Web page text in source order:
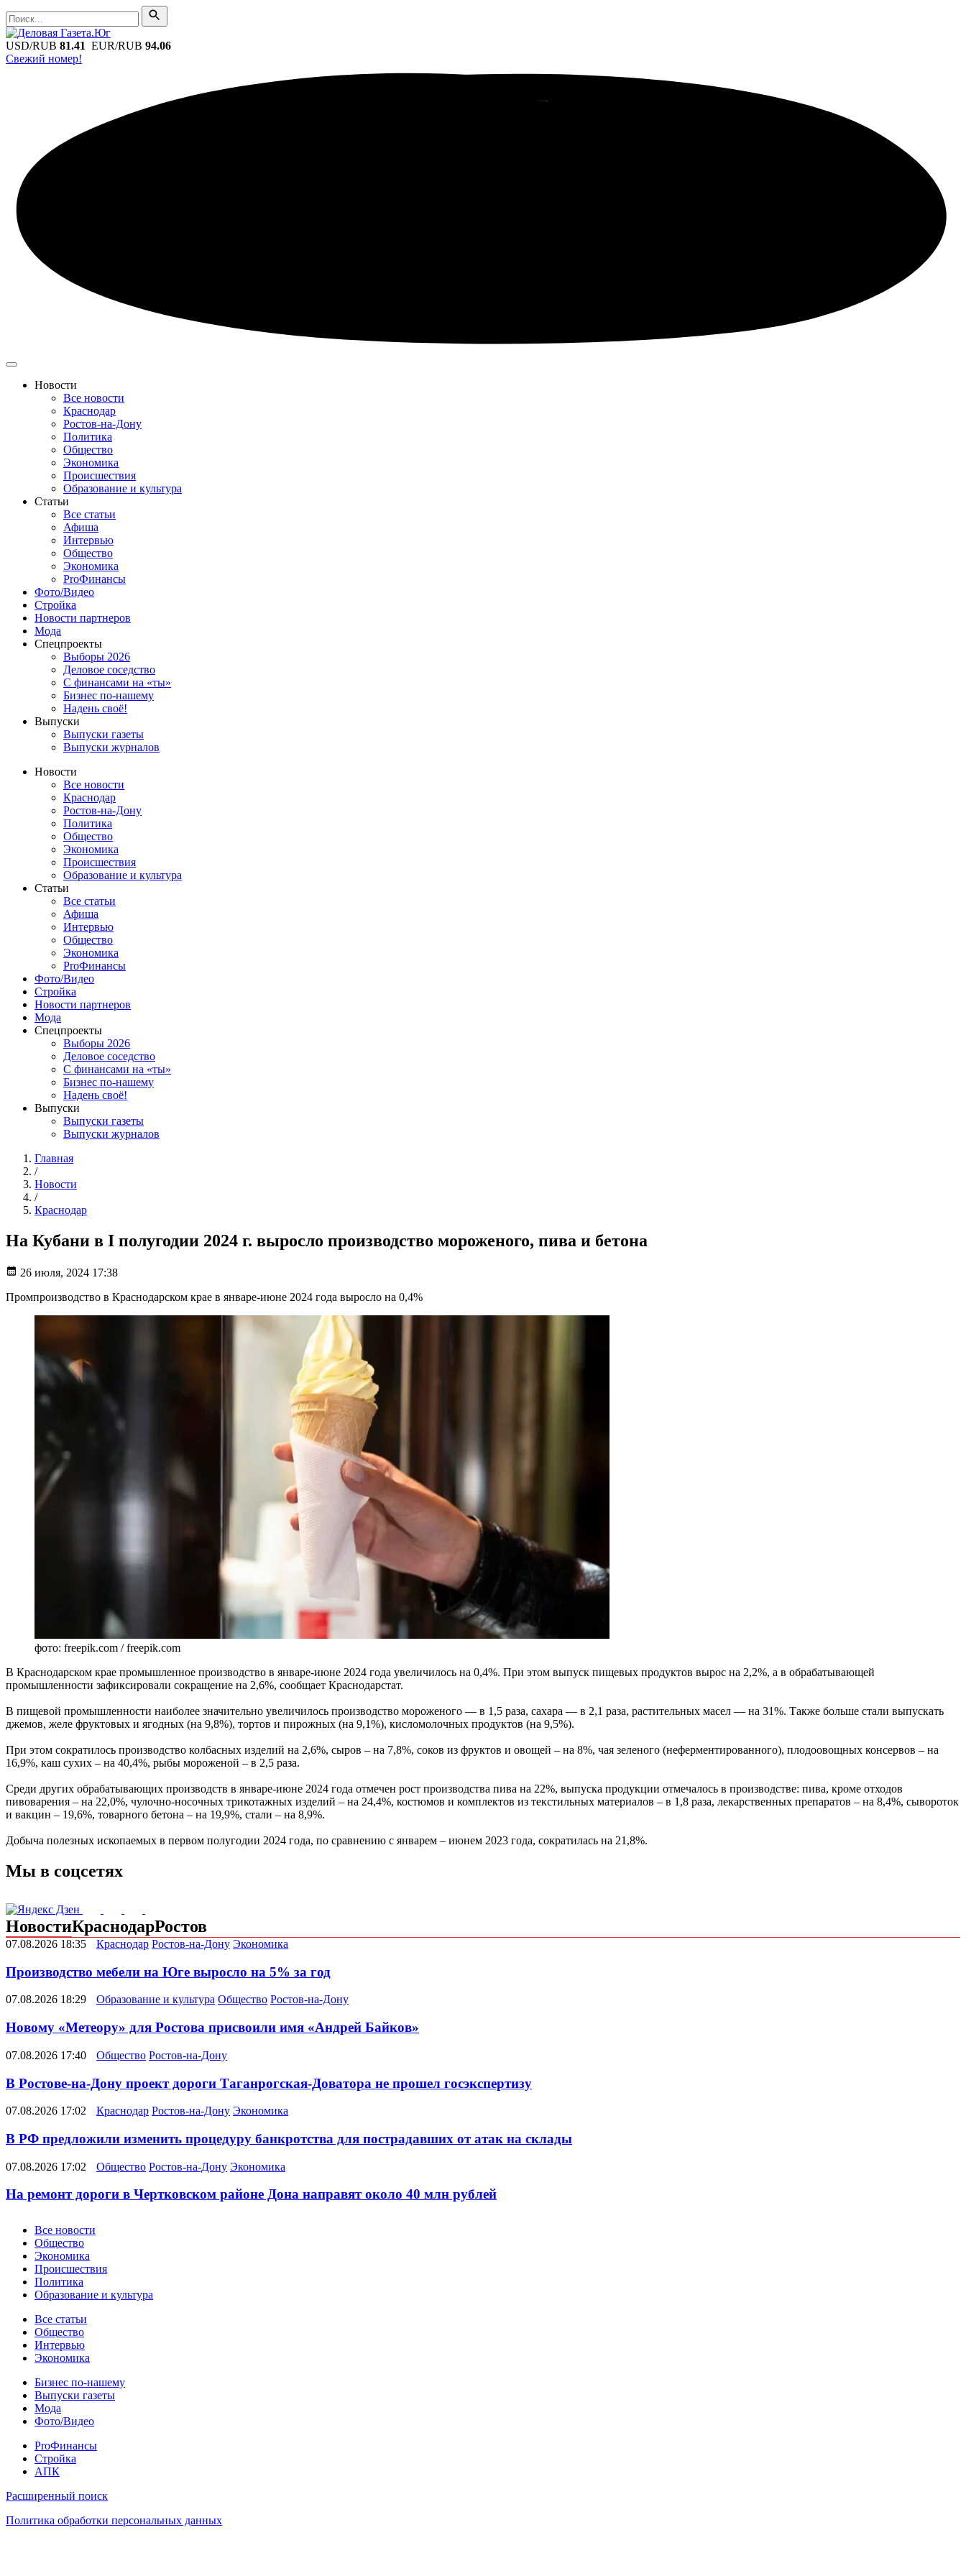
Поиск
Поиск
USD/RUB 81.41 EUR/RUB 94.06
Свежий номер!
Новости
Все новости
Краснодар
Ростов-на-Дону
Политика
Общество
Экономика
Происшествия
Образование и культура
Статьи
Все статьи
Афиша
Интервью
Общество
Экономика
ProФинансы
Фото/Видео
Стройка
Новости партнеров
Мода
Спецпроекты
Выборы 2026
Деловое соседство
С финансами на «ты»
Бизнес по-нашему
Надень своё!
Выпуски
Выпуски газеты
Выпуски журналов
Новости
Все новости
Краснодар
Ростов-на-Дону
Политика
Общество
Экономика
Происшествия
Образование и культура
Статьи
Все статьи
Афиша
Интервью
Общество
Экономика
ProФинансы
Фото/Видео
Стройка
Новости партнеров
Мода
Спецпроекты
Выборы 2026
Деловое соседство
С финансами на «ты»
Бизнес по-нашему
Надень своё!
Выпуски
Выпуски газеты
Выпуски журналов
Главная
/
Новости
/
Краснодар
На Кубани в I полугодии 2024 г. выросло производство мороженого, пива и бетона
26 июля, 2024 17:38
Промпроизводство в Краснодарском крае в январе-июне 2024 года выросло на 0,4%
фото: freepik.com / freepik.com
В Краснодарском крае промышленное производство в январе-июне 2024 года увеличилось на 0,4%. При этом выпуск пищевых продуктов вырос на 2,2%, а в обрабатывающей
промышленности зафиксировали сокращение на 2,6%, сообщает Краснодарстат.
В пищевой промышленности наиболее значительно увеличилось производство мороженого — в 1,5 раза, сахара — в 2,1 раза, растительных масел — на 31%. Также больше стали выпускать
джемов, желе фруктовых и ягодных (на 9,8%), тортов и пирожных (на 9,1%), кисломолочных продуктов (на 9,5%).
При этом сократилось производство колбасных изделий на 2,6%, сыров – на 7,8%, соков из фруктов и овощей – на 8%, чая зеленого (неферментированного), плодоовощных консервов – на
16,9%, каш сухих – на 40,4%, рыбы мороженой – в 2,5 раза.
Среди других обрабатывающих производств в январе-июне 2024 года отмечен рост производства пива на 22%, выпуска продукции отмечалось в производстве: пива, кроме отходов
пивоварения – на 22,0%, чулочно-носочных трикотажных изделий – на 24,4%, костюмов и комплектов из текстильных материалов – в 1,8 раза, лекарственных препаратов – на 8,4%, сывороток
и вакцин – 19,6%, товарного бетона – на 19,9%, стали – на 8,9%.
Добыча полезных ископаемых в первом полугодии 2024 года, по сравнению с январем – июнем 2023 года, сократилась на 21,8%.
Мы в соцсетях
НовостиКраснодарРостов
07.08.2026 18:35 Краснодар Ростов-на-Дону Экономика
Производство мебели на Юге выросло на 5% за год
07.08.2026 18:29 Образование и культура Общество Ростов-на-Дону
Новому «Метеору» для Ростова присвоили имя «Андрей Байков»
07.08.2026 17:40 Общество Ростов-на-Дону
В Ростове-на-Дону проект дороги Таганрогская-Доватора не прошел госэкспертизу
07.08.2026 17:02 Краснодар Ростов-на-Дону Экономика
В РФ предложили изменить процедуру банкротства для пострадавших от атак на склады
07.08.2026 17:02 Общество Ростов-на-Дону Экономика
На ремонт дороги в Чертковском районе Дона направят около 40 млн рублей
Новости
Все новости
Общество
Экономика
Происшествия
Политика
Образование и культура
Статьи
Все статьи
Общество
Интервью
Экономика
Разное
Бизнес по-нашему
Выпуски газеты
Мода
Фото/Видео
Pro
ProФинансы
Стройка
АПК
Информация
Расширенный поиск
Политика обработки персональных данных